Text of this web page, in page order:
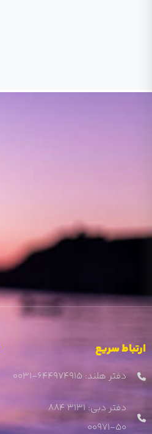
ارتباط سریع
دفتر هلند: ۶۴۴۹۷۴۹۱۵-۰۰۳۱
دفتر دبی: ۳۱۳۱ ۸۸۴
۵۰-۰۰۹۷۱